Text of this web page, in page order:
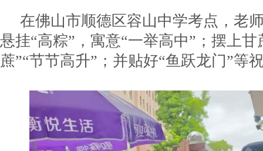
在佛山市顺德区容山中学考点，老
悬挂“高粽”，寓意“一举高中”；摆上
蔗”“节节高升”；并贴好“鱼跃龙门”等